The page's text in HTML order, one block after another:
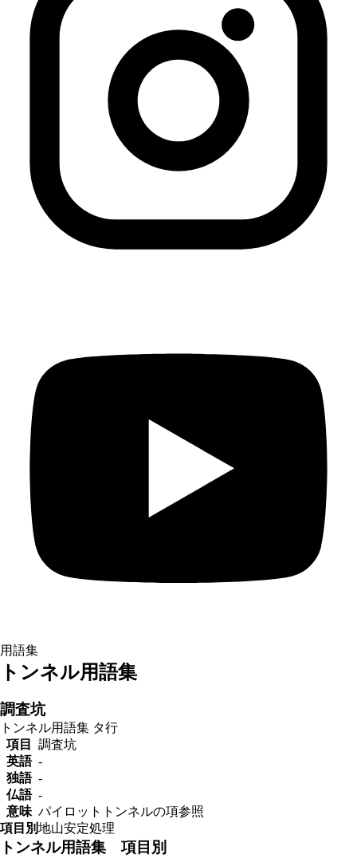
用語集
トンネル用語集
調査坑
トンネル用語集 タ行
項目
調査坑
英語 -
独語 -
仏語 -
意味 パイロットトンネルの項参照
項目別地山安定処理
トンネル用語集 項目別